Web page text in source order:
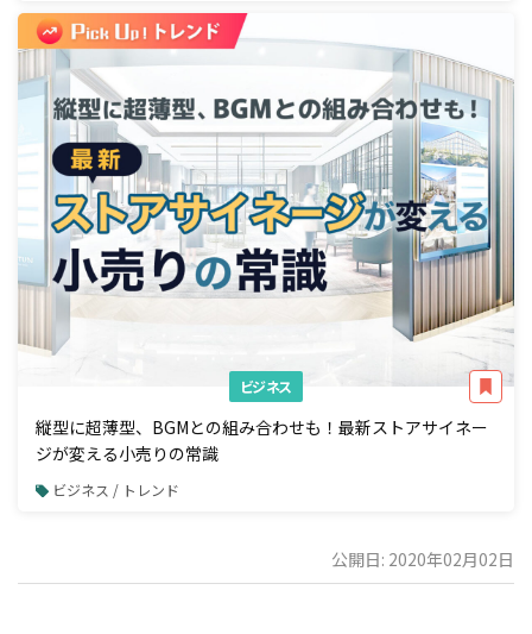
ビジネス
縦型に超薄型、BGMとの組み合わせも！最新ストアサイネー
ジが変える小売りの常識
ビジネス / トレンド
公開日: 2020年02月02日